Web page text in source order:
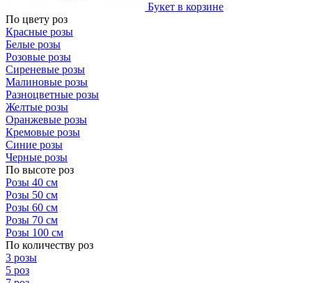
Букет в корзине
По цвету роз
Красные розы
Белые розы
Розовые розы
Сиреневые розы
Малиновые розы
Разноцветные розы
Желтые розы
Оранжевые розы
Кремовые розы
Синие розы
Черные розы
По высоте роз
Розы 40 см
Розы 50 см
Розы 60 см
Розы 70 см
Розы 100 см
По количеству роз
3 розы
5 роз